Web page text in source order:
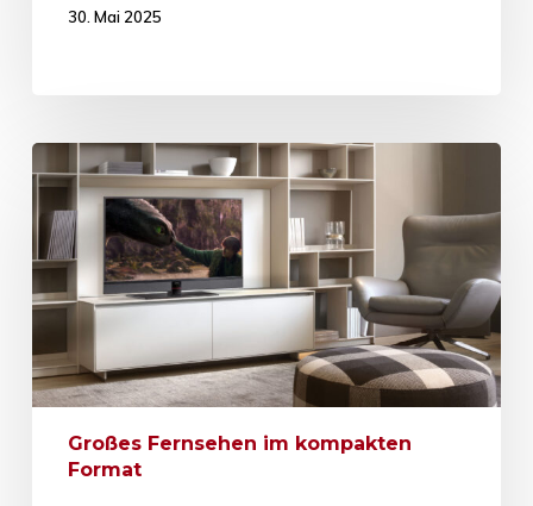
30. Mai 2025
Großes Fernsehen im kompakten
Format